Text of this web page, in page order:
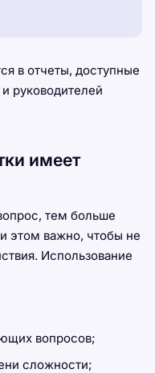
в отчеты, доступные
руководителей
имеет
тем больше
этом важно, чтобы не
Использование
вопросов;
сложности;